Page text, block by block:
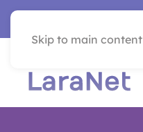
Skip to main content